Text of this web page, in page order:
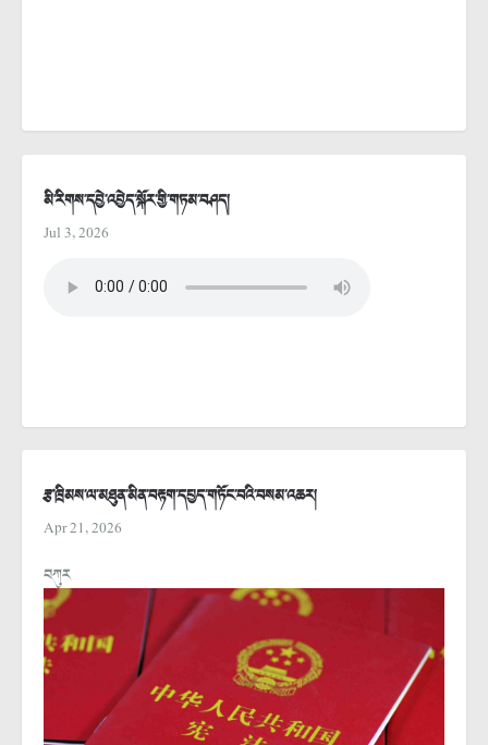
མི་རིགས་དབྱེ་འབྱེད་སྐོར་གྱི་གཏམ་བཤད།
Jul 3, 2026
རྩ་ཁྲིམས་ལ་མཐུན་མིན་བརྟག་དཔྱད་གཏོང་བའི་བསམ་འཆར།
Apr 21, 2026
བཀུར